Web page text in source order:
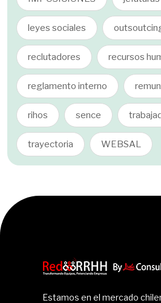
leyes sociales
reclutadores recursos
reglamento interno
rihos sence
trayectoria WEBSAL
Estamos en el mercado